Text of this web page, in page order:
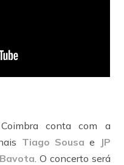
conta com a
Tiago Sousa e
JP
. O concerto será